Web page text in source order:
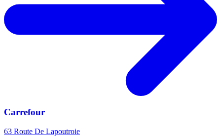
Carrefour
63 Route De Lapoutroie